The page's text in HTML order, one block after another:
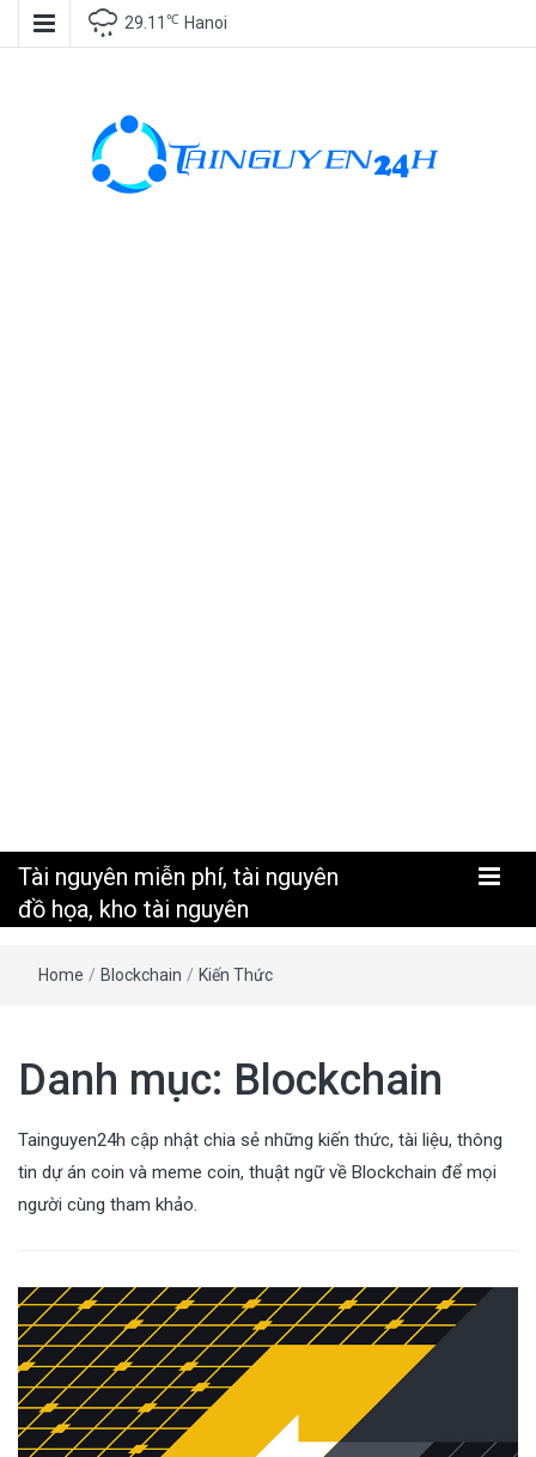
29.11 ℃ Hanoi
Tài nguyên miễn phí, tài nguyên
đồ họa, kho tài nguyên
Home / Blockchain / Kiến Thức
Danh mục: Blockchain
Tainguyen24h cập nhật chia sẻ những kiến thức, tài liệu, thông
tin dự án coin và meme coin, thuật ngữ về Blockchain để mọi
người cùng tham khảo.